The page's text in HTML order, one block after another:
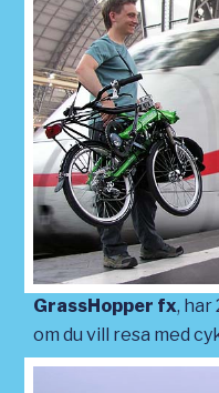
GrassHopper fx, har
om du vill resa med